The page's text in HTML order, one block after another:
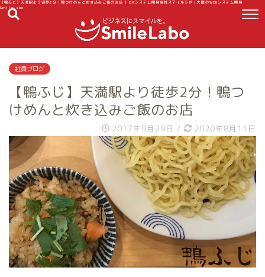
【鴨ふじ】天満駅より徒歩2分！鴨つけめんと炊き込みご飯のお店 | DXシステム開発会社スマイルラボ｜大阪のWEBシステム開発
SmileLabo
社員ブログ
【鴨ふじ】天満駅より徒歩2分！鴨つ
けめんと炊き込みご飯のお店
2017年9月29日 / 2020年8月11日